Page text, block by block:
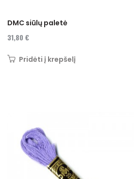
DMC siūlų paletė
31,80 €
Pridėti į krepšelį